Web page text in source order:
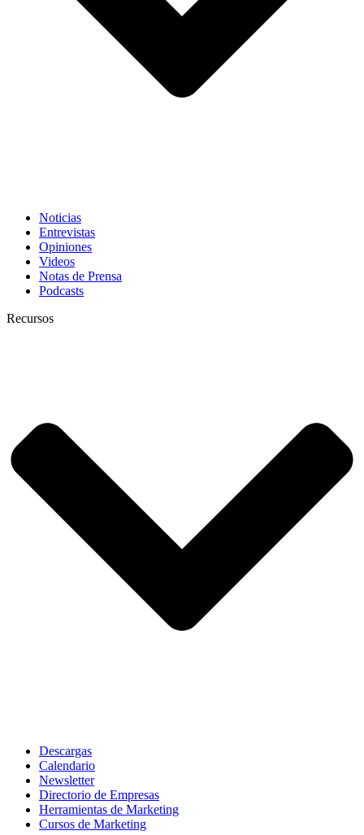
Noticias
Entrevistas
Opiniones
Videos
Notas de Prensa
Podcasts
Recursos
Descargas
Calendario
Newsletter
Directorio de Empresas
Herramientas de Marketing
Cursos de Marketing